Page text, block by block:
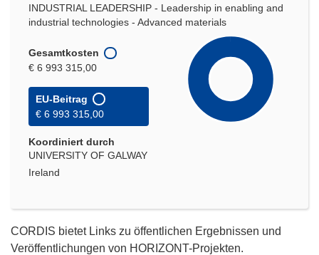
INDUSTRIAL LEADERSHIP - Leadership in enabling and
industrial technologies - Advanced materials
Gesamtkosten
€ 6 993 315,00
EU-Beitrag
€ 6 993 315,00
Koordiniert durch
UNIVERSITY OF GALWAY
Ireland
CORDIS bietet Links zu öffentlichen Ergebnissen und
Veröffentlichungen von HORIZONT-Projekten.